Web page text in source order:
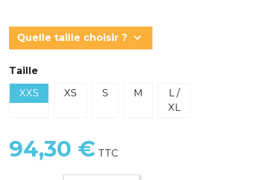
Quelle taille choisir ? keyboard_arrow_down
Taille
XXS
XS S M
L /
XL
94,30 € TTC